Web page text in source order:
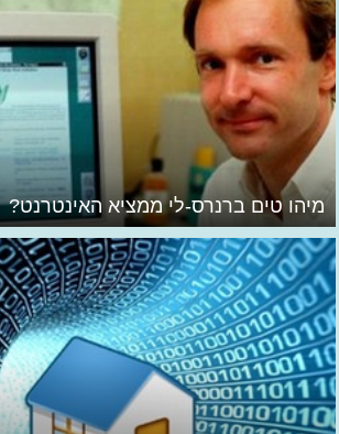
מיהו טים ברנרס-לי ממציא האינטרנט?